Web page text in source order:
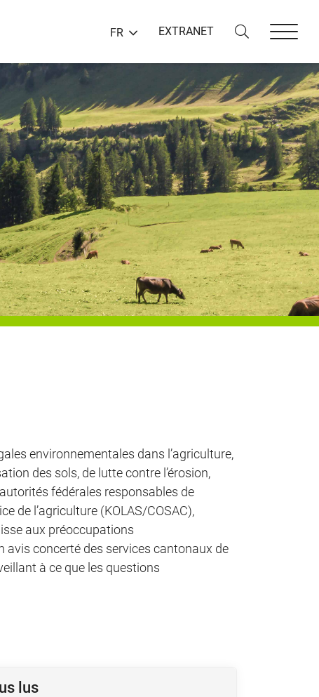
FR EXTRANET
environnementales dans l’agriculture,
des sols, de lutte contre l’érosion,
fédérales responsables de
de l’agriculture (KOLAS/COSAC),
aux préoccupations
avis concerté des services cantonaux de
à ce que les questions
lus